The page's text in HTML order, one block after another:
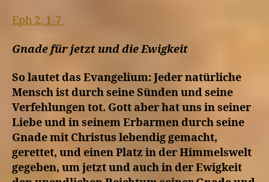
Eph 2, 1-7
Gnade für jetzt und die Ewigkeit
So lautet das Evangelium: Jeder natürliche
Mensch ist durch seine Sünden und seine
Verfehlungen tot. Gott aber hat uns in seiner
Liebe und in seinem Erbarmen durch seine
Gnade mit Christus lebendig gemacht,
gerettet, und einen Platz in der Himmelswelt
gegeben, um jetzt und auch in der Ewigkeit